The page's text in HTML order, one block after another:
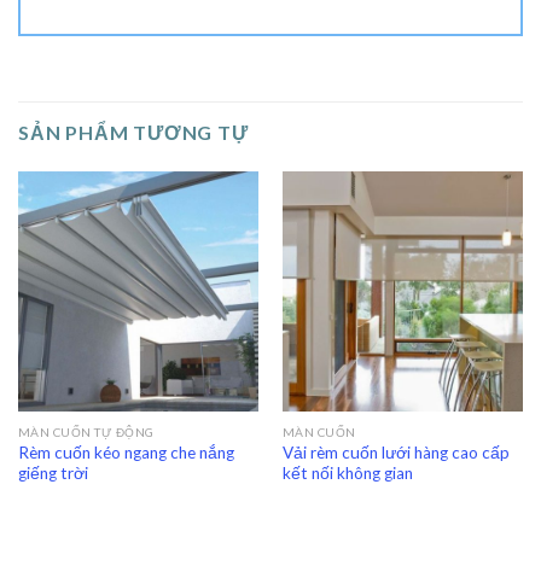
SẢN PHẨM TƯƠNG TỰ
MÀN CUỐN TỰ ĐỘNG
Rèm cuốn kéo ngang che nắng
giếng trời
MÀN CUỐN
Vải rèm cuốn lưới hàng cao cấp
kết nối không gian